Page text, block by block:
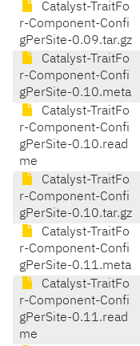
Catalyst-TraitFo
r-Component-Confi
gPerSite-0.09.tar.gz
Catalyst-TraitFo
r-Component-Confi
gPerSite-0.10.meta
Catalyst-TraitFo
r-Component-Confi
gPerSite-0.10.read
me
Catalyst-TraitFo
r-Component-Confi
gPerSite-0.10.tar.gz
Catalyst-TraitFo
r-Component-Confi
gPerSite-0.11.meta
Catalyst-TraitFo
r-Component-Confi
gPerSite-0.11.read
me